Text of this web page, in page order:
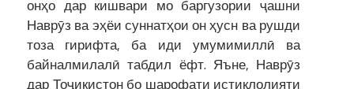
онҳо дар кишвари мо баргузории ҷашни
Наврӯз ва эҳёи суннатҳои он ҳусн ва рушди
тоза гирифта, ба иди умумимиллӣ ва
байналмилалӣ табдил ёфт. Яъне, Наврӯз
дар Тоҷикистон бо шарофати истиқлолияти